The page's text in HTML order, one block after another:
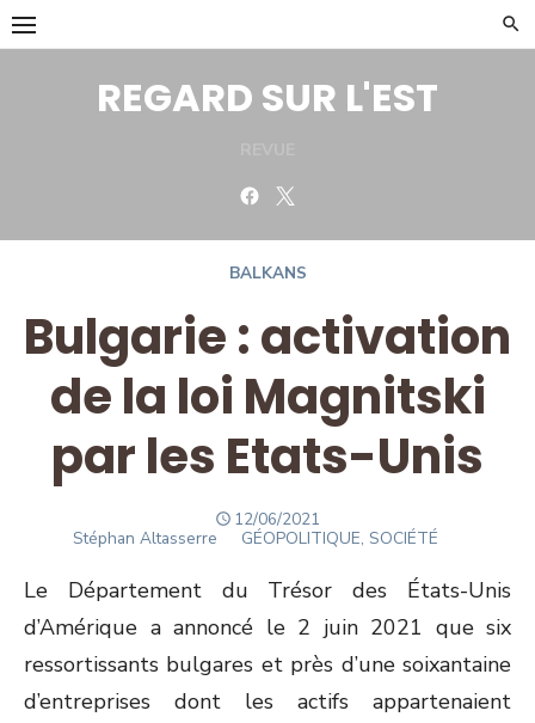
Skip
to
REGARD SUR L'EST
Facebook
BALKANS
Bulgarie : activation
de la loi Magnitski
par les Etats-Unis
POSTED
ON
12/06/2021
Author
Stéphan Altasserre GÉOPOLITIQUE, SOCIÉTÉ
Le Département du Trésor des États-Unis
d’Amérique a annoncé le 2 juin 2021 que six
ressortissants bulgares et près d’une soixantaine
d’entreprises dont les actifs appartenaient